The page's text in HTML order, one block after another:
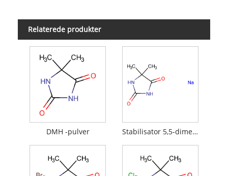
Relaterede produkter
DMH -pulver Stabilisator 5,5-dimethylhydantoin natriumsalt